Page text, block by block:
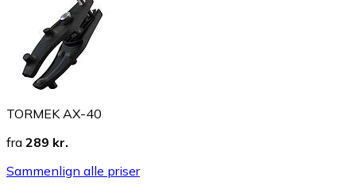
TORMEK AX-40
fra 289 kr.
Sammenlign alle priser